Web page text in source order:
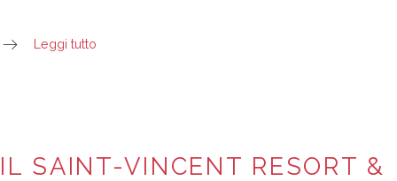
Leggi tutto
IL SAINT-VINCENT RESORT &